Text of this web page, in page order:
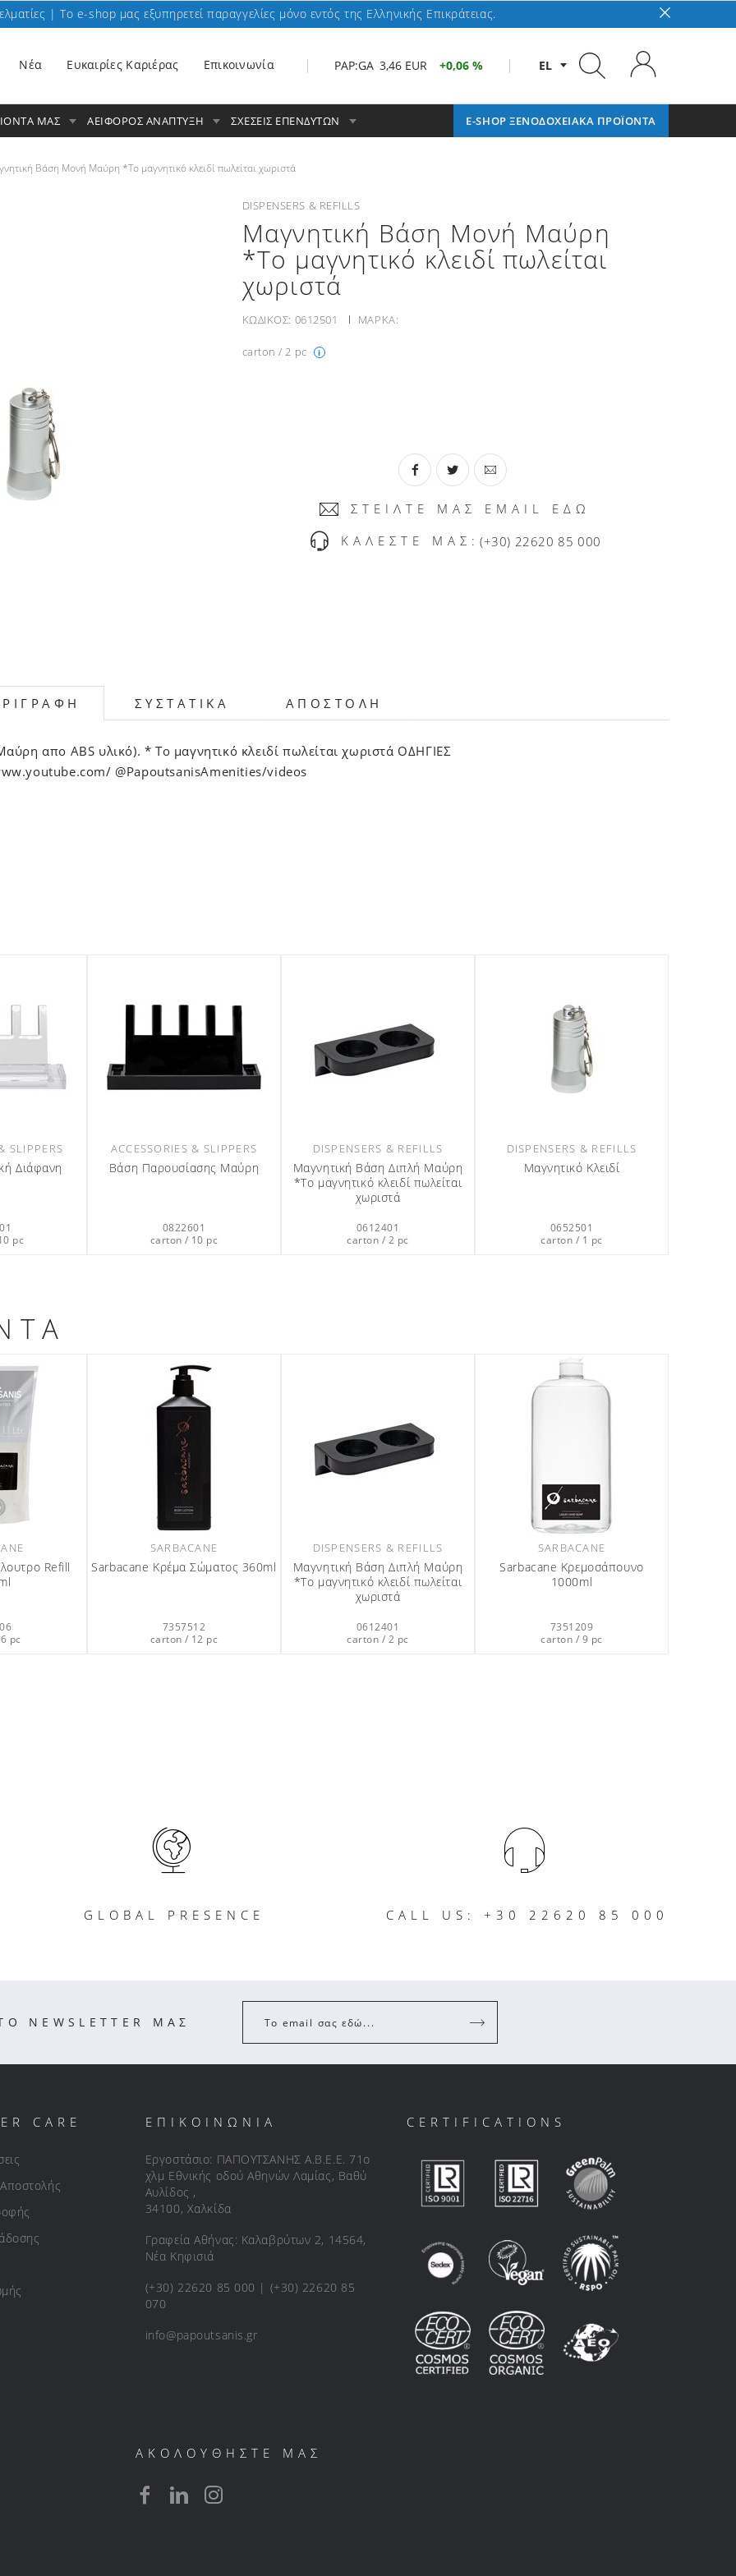
| To e-shop μας εξυπηρετεί παραγγελίες μόνο εντός της Ελληνικής Επικράτειας.
EL
PAP:GA 3,46 EUR 0,06 %
Nέα Ευκαιρίες Καριέρας Επικοινωνία
E-SHOP ΞΕΝΟΔΟΧΕΙΑΚΑ ΠΡΟΪΟΝΤΑ
ΜΑΣ ΑΕΙΦΟΡΟΣ ΑΝΑΠΤΥΞΗ ΣΧΕΣΕΙΣ ΕΠΕΝΔΥΤΩΝ
Βάση Μονή Μαύρη *Το μαγνητικό κλειδί πωλείται χωριστά
DISPENSERS & REFILLS
Μαγνητική Βάση Μονή Μαύρη
*Το μαγνητικό κλειδί πωλείται
χωριστά
ΚΩΔΙΚΟΣ: 0612501 ΜΑΡΚΑ:
carton / 2 pc i
ΣΤΕΙΛΤΕ ΜΑΣ EMAIL ΕΔΩ
ΚΑΛΕΣΤΕ ΜΑΣ: (+30) 22620 85 000
ΣΥΣΤΑΤΙΚΑ ΑΠΟΣΤΟΛΗ
απο ABS υλικό). * Το μαγνητικό κλειδί πωλείται χωριστά ΟΔΗΓΙΕΣ
@PapoutsanisAmenities/videos
SLIPPERS
Διάφανη
pc
ACCESSORIES & SLIPPERS
Βάση Παρουσίασης Μαύρη
0822601
carton / 10 pc
DISPENSERS & REFILLS
Μαγνητική Βάση Διπλή Μαύρη
*Το μαγνητικό κλειδί πωλείται
χωριστά
0612401
carton / 2 pc
DISPENSERS & REFILLS
Μαγνητικό Κλειδί
0652501
carton / 1 pc
Σαμπουάν 40ml
Sarbacane Σαμπουάν & Κρέμα
μαλλιών 360ml
GLOBAL PRESENCE CALL US: +30 22620 85 000
NEWSLETTER ΜΑΣ Το email σας εδώ...
CARE ΕΠΙΚΟΙΝΩΝΙΑ
Εργοστάσιο: ΠΑΠΟΥΤΣΑΝΗΣ Α.Β.Ε.Ε. 71ο
χλμ Εθνικής οδού Αθηνών Λαμίας, Βαθύ
Αυλίδος ,
34100, Χαλκίδα
Γραφεία Αθήνας: Καλαβρύτων 2, 14564,
Νέα Κηφισιά
(+30) 22620 85 000 | (+30) 22620 85
070
info@papoutsanis.gr
CERTIFICATIONS
ΑΚΟΛΟΥΘΗΣΤΕ ΜΑΣ